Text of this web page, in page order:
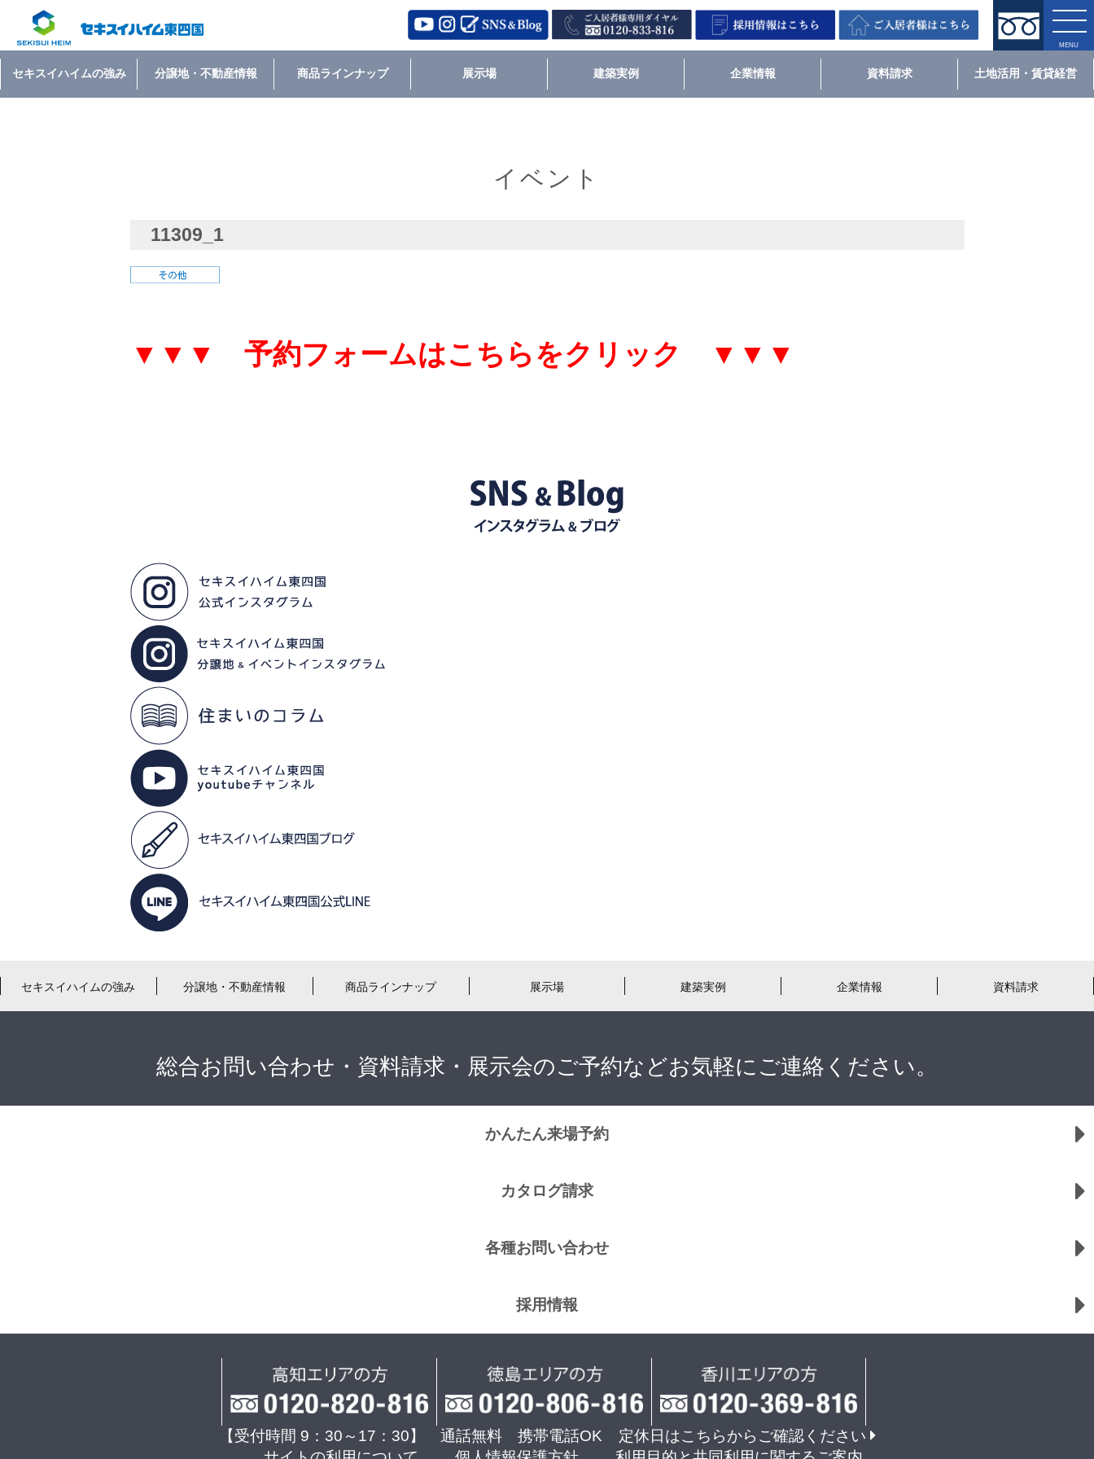
セキスイハイムの強み 分譲地・不動産情報 商品ラインナップ 展示場 建築実例 企業情報 資料請求 土地活用・賃貸経営
イベント
11309_1
▼▼▼ 予約フォームはこちらをクリック ▼▼▼
セキスイハイムの強み 分譲地・不動産情報 商品ラインナップ 展示場 建築実例 企業情報 資料請求
総合お問い合わせ・資料請求・展示会のご予約などお気軽にご連絡ください。
かんたん来場予約
カタログ請求
各種お問い合わせ
採用情報
【受付時間 9：30～17：30】 通話無料 携帯電話OK
定休日はこちらからご確認ください